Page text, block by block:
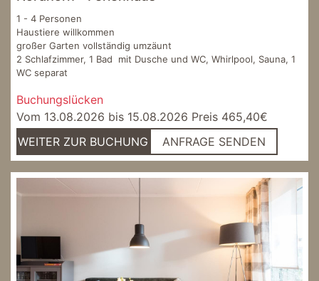
1 - 4 Personen
Haustiere willkommen
großer Garten vollständig umzäunt
2 Schlafzimmer, 1 Bad mit Dusche und WC, Whirlpool, Sauna, 1
WC separat
Buchungslücken
Vom 13.08.2026 bis 15.08.2026 Preis 465,40€
WEITER ZUR BUCHUNG
ANFRAGE SENDEN